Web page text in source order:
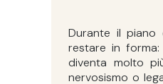
Durante il piano
restare in forma:
diventa molto
nervosismo o